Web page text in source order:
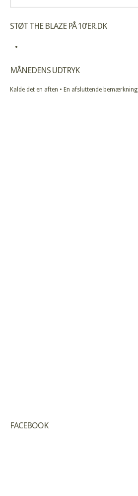
STØT THE BLAZE PÅ 10’ER.DK
MÅNEDENS UDTRYK
Kalde det en aften • En afsluttende bemærkning
FACEBOOK